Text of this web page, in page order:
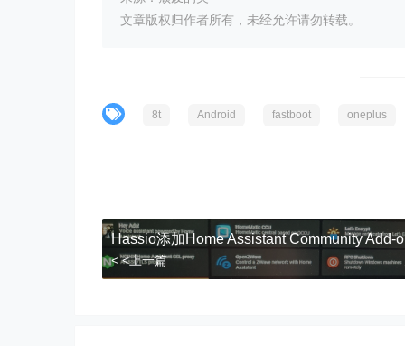
文章版权归作者所有，未经允许请勿转载。
8t Android fastboot oneplus
Hassio添加Home Assistant Community Add-
< <上一篇